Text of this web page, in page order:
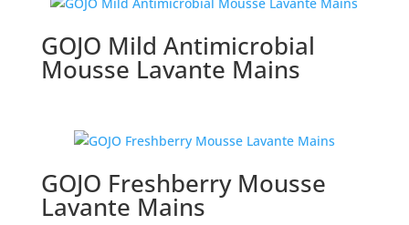
GOJO Mild Antimicrobial
Mousse Lavante Mains
GOJO Freshberry Mousse
Lavante Mains